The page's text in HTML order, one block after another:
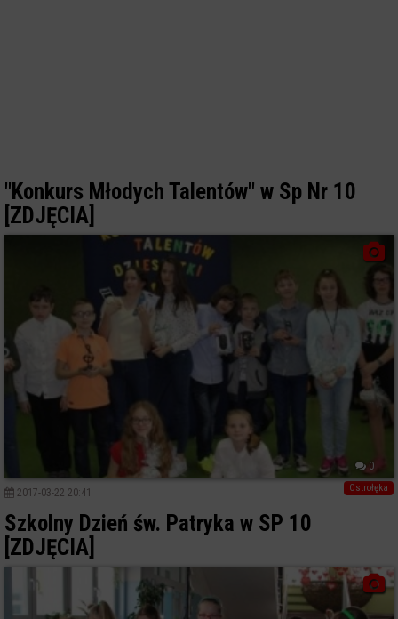
"Konkurs Młodych Talentów" w Sp Nr 10
[ZDJĘCIA]
0
Ostrołęka
2017-03-22 20:41
Szkolny Dzień św. Patryka w SP 10
[ZDJĘCIA]